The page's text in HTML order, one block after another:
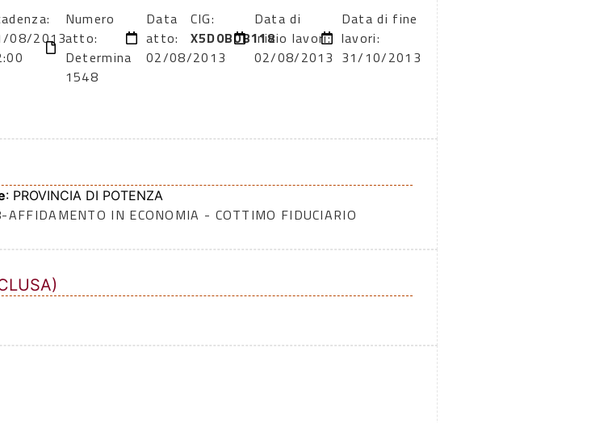
08/2013
Numero
atto:
Determina
1548
Data
atto:
02/08/2013
CIG:
X5D0B0B118
Data di
inizio lavori:
02/08/2013
Data di fine
lavori:
31/10/2013
: PROVINCIA DI POTENZA
AFFIDAMENTO IN ECONOMIA - COTTIMO FIDUCIARIO